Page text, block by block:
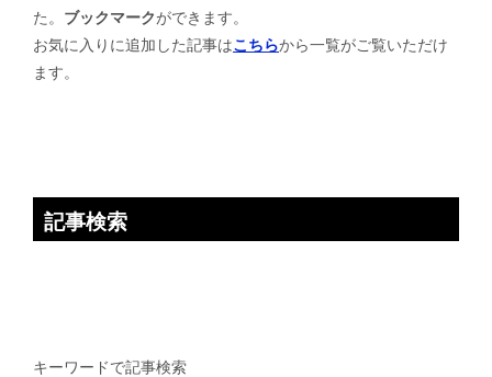
た。 ブックマークができます。
お気に入りに追加した記事はこちらから一覧がご覧いただけ
ます。
記事検索
キーワードで記事検索